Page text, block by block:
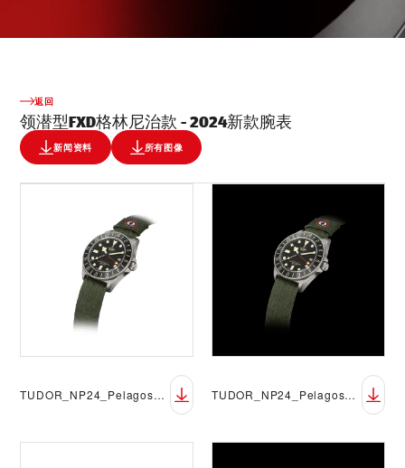
返回
领潜型FXD格林尼治款 - 2024新款腕表
新闻资料 所有图像
TUDOR_NP24_Pelagos_FXD_GMT_DET-white TUDOR_NP24_Pelagos_FXD_GMT_DET-black